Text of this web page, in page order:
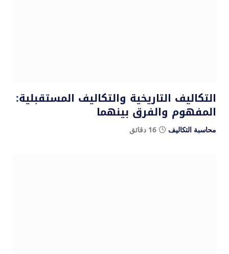
التكاليف التاريخية والتكاليف المستقبلية:
المفهوم والفرق بينهما
محاسبة التكاليف 16 دقائق